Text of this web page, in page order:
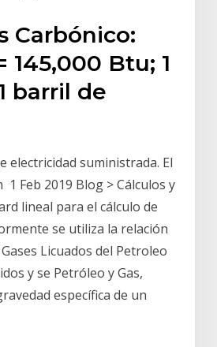
Carbónico:
145,000 Btu; 1
barril de
electricidad suministrada. El
Feb 2019 Blog > Cálculos y
lineal para el cálculo de
se utiliza la relación
Licuados del Petroleo
y se Petróleo y Gas,
específica de un